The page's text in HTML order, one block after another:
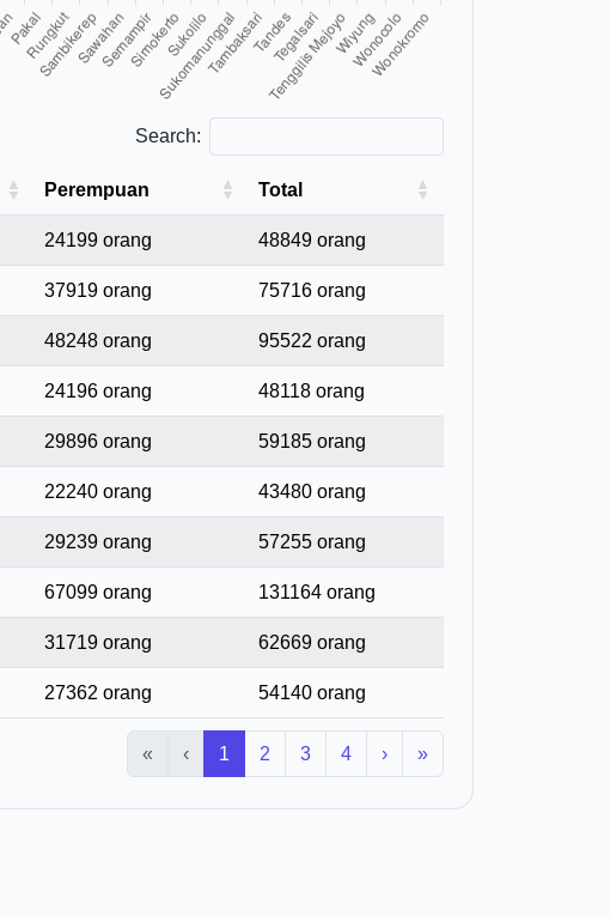
Search:
Perempuan Total
24199 orang 48849 orang
37919 orang 75716 orang
48248 orang 95522 orang
24196 orang 48118 orang
29896 orang 59185 orang
22240 orang 43480 orang
29239 orang 57255 orang
67099 orang 131164 orang
31719 orang 62669 orang
27362 orang 54140 orang
« ‹ 1 2 3 4 › »